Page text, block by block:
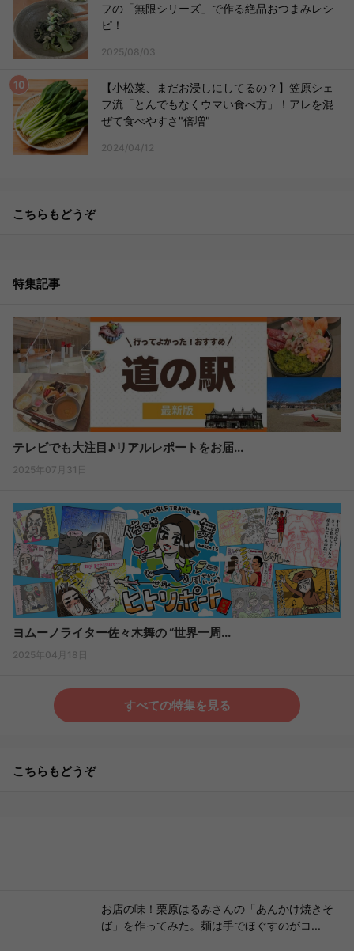
フの「無限シリーズ」で作る絶品おつまみレシ
ピ！
2025/08/03
【小松菜、まだお浸しにしてるの？】笠原シェ
フ流「とんでもなくウマい食べ方」！アレを混
ぜて食べやすさ"倍増"
2024/04/12
こちらもどうぞ
特集記事
テレビでも大注目♪リアルレポートをお届...
2025年07月31日
ヨムーノライター佐々木舞の “世界一周...
2025年04月18日
すべての特集を見る
こちらもどうぞ
お店の味！栗原はるみさんの「あんかけ焼きそ
ば」を作ってみた。麺は手でほぐすのがコ...